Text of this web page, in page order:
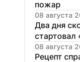
пожар
08 августа
Два дня
стартовал
08 августа
Рецепт